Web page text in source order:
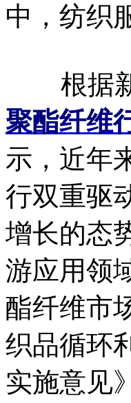
中，纺织
根据新
聚酯纤维
示，近年
行双重驱
增长的态
游应用领
酯纤维市
织品循环
实施意见